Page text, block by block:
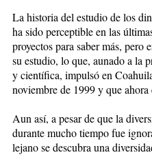
La historia del estudio de los
ha sido perceptible en las
proyectos para saber más,
su estudio, lo que, aunado a la
y científica, impulsó en
noviembre de 1999 y que
Aun así, a pesar de que la
durante mucho tiempo fue
lejano se descubra una